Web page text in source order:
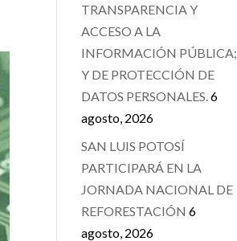
TRANSPARENCIA Y
ACCESO A LA
INFORMACIÓN PÚBLICA;
Y DE PROTECCIÓN DE
DATOS PERSONALES. 6
agosto, 2026
SAN LUIS POTOSÍ
PARTICIPARÁ EN LA
JORNADA NACIONAL DE
REFORESTACIÓN 6
agosto, 2026